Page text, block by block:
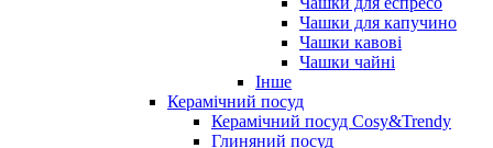
Чашки для капучино
Чашки кавові
Чашки чайні
Інше
Керамічний посуд
Керамічний посуд Cosy&Trendy
Глиняний посуд